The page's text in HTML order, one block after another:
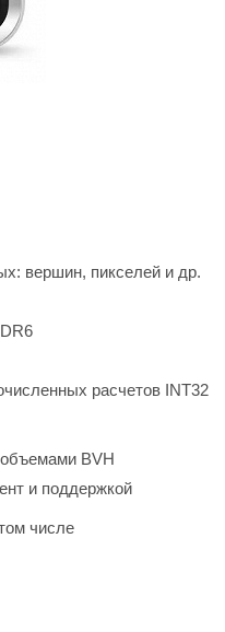
вершин, пикселей и др.
расчетов INT32
BVH
и поддержкой
числе